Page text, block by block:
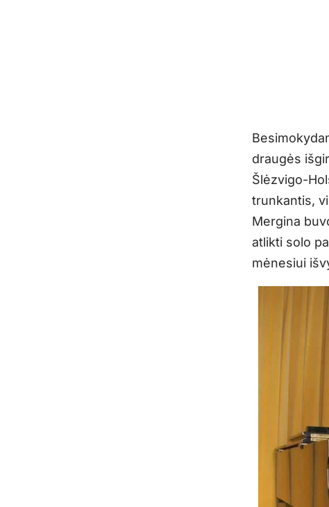
draugės
Šlėzvigo-
trunkantis,
Mergina
atlikti solo
mėnesiui